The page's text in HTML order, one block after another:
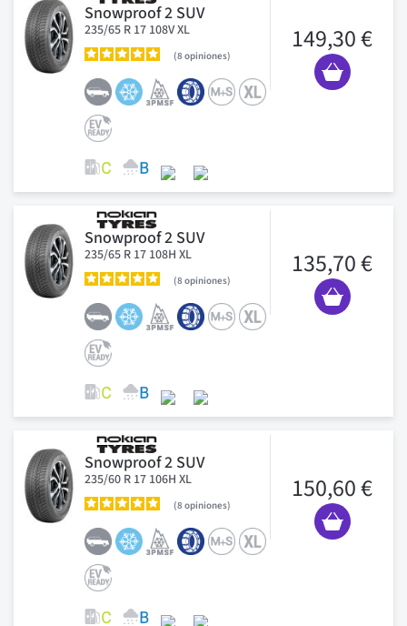
Snowproof 2 SUV
235/65 R 17 108V XL
8 opiniones
149,30 €
Snowproof 2 SUV
235/65 R 17 108H XL
8 opiniones
135,70 €
Snowproof 2 SUV
235/60 R 17 106H XL
8 opiniones
150,60 €